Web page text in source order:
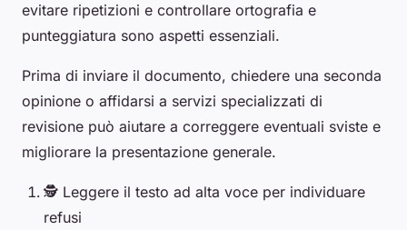
evitare ripetizioni e controllare ortografia e
punteggiatura sono aspetti essenziali.
Prima di inviare il documento, chiedere una seconda
opinione o affidarsi a servizi specializzati di
revisione può aiutare a correggere eventuali sviste e
migliorare la presentazione generale.
🕵️ Leggere il testo ad alta voce per individuare
refusi